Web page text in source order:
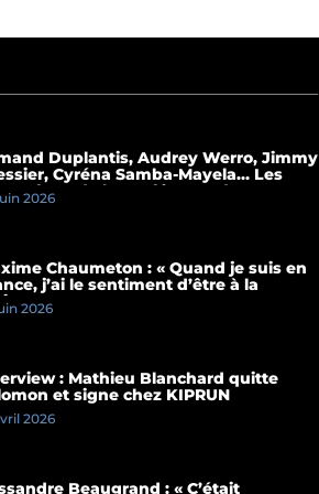
Duplantis, Audrey Werro, Jimmy
Cyréna Samba-Mayela… Les
forts de la conférence de presse
de Paris 2026
2026
Chaumeton : « Quand je suis en
j’ai le sentiment d’être à la
»
2026
: Mathieu Blanchard quitte
et signe chez KIPRUN
2026
Beaugrand : « C’était